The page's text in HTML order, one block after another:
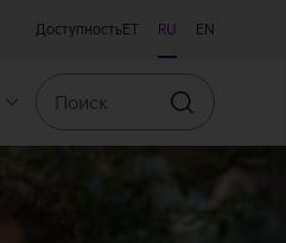
Доступность ET RU EN
Искать